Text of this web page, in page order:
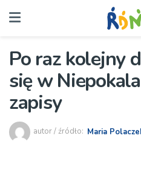
Po raz kolejny
się w
zapisy
autor / źródło: Maria